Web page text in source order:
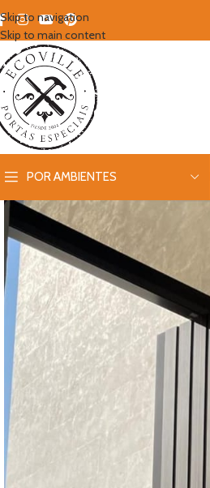
Skip to navigation
Skip to main content
POR AMBIENTES